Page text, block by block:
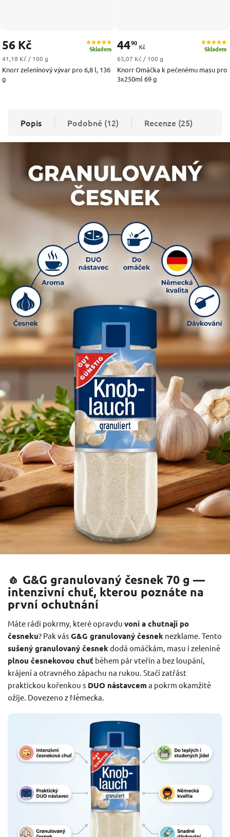
Knorr zeleninový vývar pro 6,8 l, 136
g
Skladem
56 Kč
Měrná cena:
41,18 Kč / 100 g
Knorr Omáčka k pečenému masu pro
3x250ml 69 g
Skladem
4490
Kč
Měrná cena:
65,07 Kč / 100 g
Popis Podobné (12) Recenze (25)
🧄 G&G granulovaný česnek 70 g —
intenzivní chuť, kterou poznáte na
první ochutnání
Máte rádi pokrmy, které opravdu voní a chutnají po
česneku? Pak vás G&G granulovaný česnek nezklame. Tento
sušený granulovaný česnekdodá omáčkám, masu i zelenině
plnou česnekovou chuť během pár vteřin a bez loupání,
krájení a otravného zápachu na rukou. Stačí zatřást
praktickou kořenkou s DUO nástavcem a pokrm okamžitě
ožije. Dovezeno z Německa.